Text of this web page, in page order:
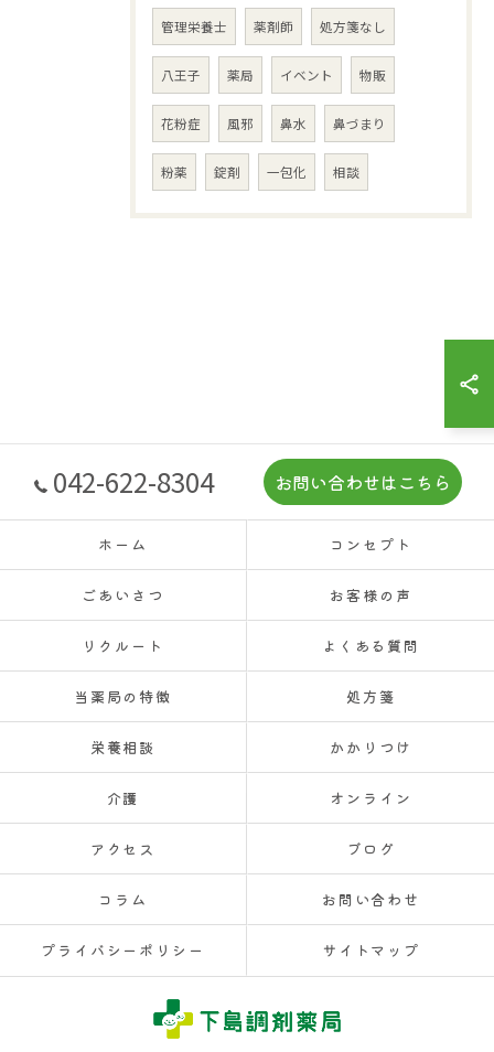
管理栄養士 薬剤師 処方箋なし
八王子 薬局 イベント 物販
花粉症 風邪 鼻水 鼻づまり
粉薬 錠剤 一包化 相談
042-622-8304 お問い合わせはこちら
ホーム コンセプト
ごあいさつ お客様の声
リクルート よくある質問
当薬局の特徴 処方箋
栄養相談 かかりつけ
介護 オンライン
アクセス ブログ
コラム お問い合わせ
プライバシーポリシー サイトマップ